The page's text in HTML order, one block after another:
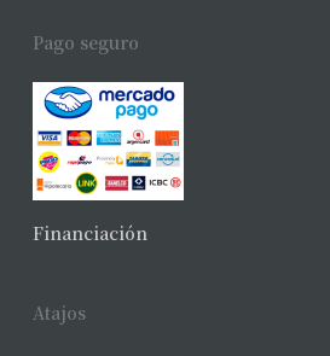
Pago seguro
Financiación
Atajos